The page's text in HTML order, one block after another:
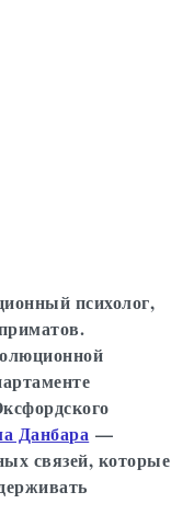
психолог,
Данбара —
связей, которые